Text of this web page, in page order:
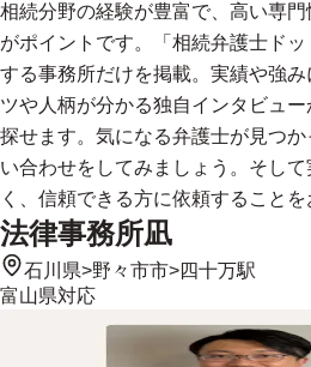
相続分野の経験が豊富で、高い専
がポイントです。「相続弁護士ド
する事務所だけを掲載。実績や強
ツや人柄が分かる独自インタビュ
探せます。気になる弁護士が見つ
い合わせをしてみましょう。そし
く、信頼できる方に依頼することを
法律事務所凪
石川県>野々市市>四十万駅
富山県対応